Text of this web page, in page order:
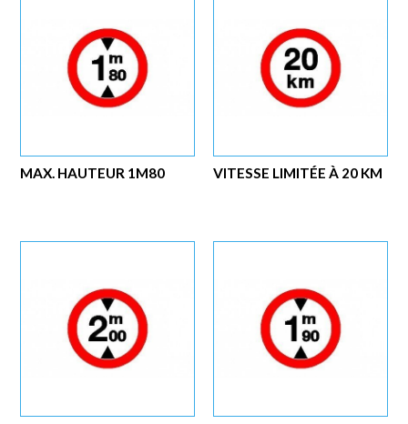
VITESSE LIMITÉE À 20 KM
MAX. HAUTEUR 1M80